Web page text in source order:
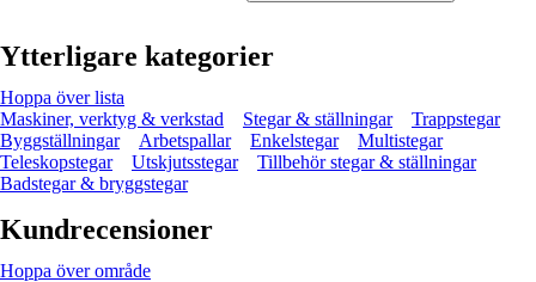
Ytterligare kategorier
Hoppa över lista
Maskiner, verktyg & verkstad
Stegar & ställningar
Trappstegar
Byggställningar
Arbetspallar Enkelstegar
Multistegar
Teleskopstegar
Utskjutsstegar
Tillbehör stegar & ställningar
Badstegar & bryggstegar
Kundrecensioner
Hoppa över område